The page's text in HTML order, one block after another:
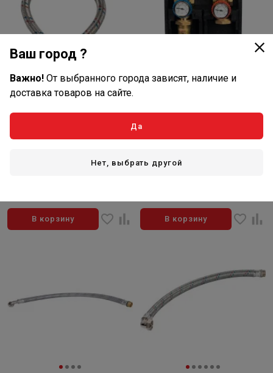
405
В наличии: 22 шт
Гибкая подводка STOUT BP
В корзину
Насосная группа STOUT с 3-х
В корзину
Ваш город ?
Важно! От выбранного города зависят, наличие и
доставка товаров на сайте.
Да
Нет, выбрать другой